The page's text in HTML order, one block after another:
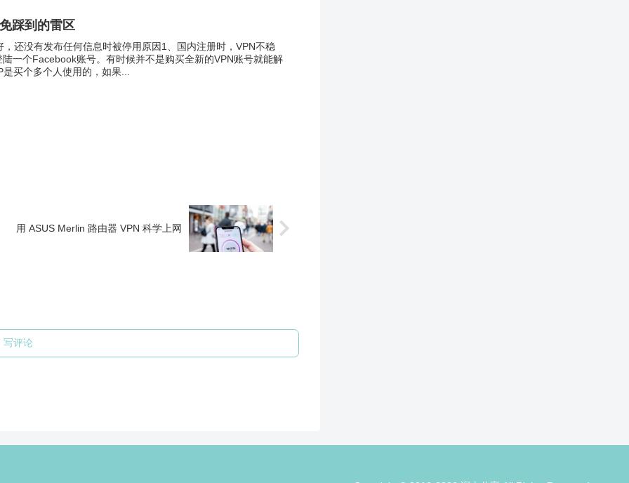
踩到的雷区
还没有发布任何信息时被停用原因1、国内注册时，VPN不稳
一个Facebook账号。有时候并不是购买全新的VPN账号就能解
买个多个人使用的，如果...
用 ASUS Merlin 路由器 VPN 科学上网
写评论